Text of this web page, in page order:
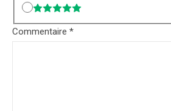
Commentaire *